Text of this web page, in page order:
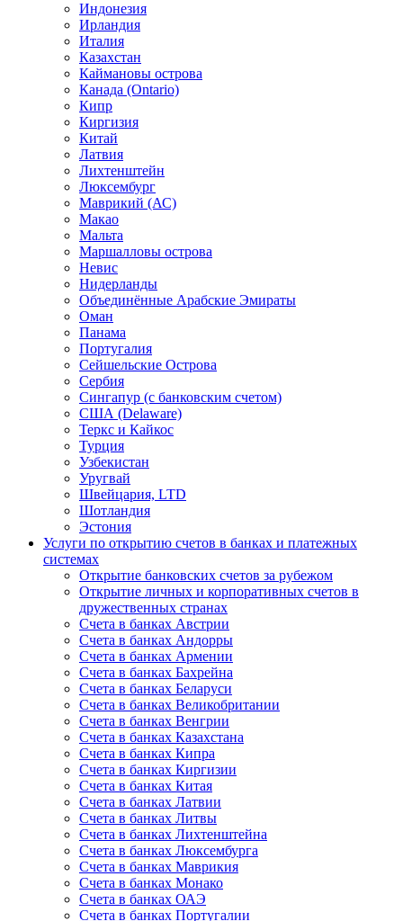
Индонезия
Ирландия
Италия
Казахстан
Каймановы острова
Канада (Ontario)
Кипр
Киргизия
Китай
Латвия
Лихтенштейн
Люксембург
Маврикий (АС)
Макао
Мальта
Маршалловы острова
Нeвис
Нидерланды
Объединённые Арабские Эмираты
Оман
Панама
Португалия
Сейшельские Острова
Сербия
Сингапур (c банковским счетом)
США (Delaware)
Теркс и Кайкос
Турция
Узбекистан
Уругвай
Швейцария, LTD
Шотландия
Эстония
Услуги по открытию счетов в банках и платежных
системах
Открытие банковских счетов за рубежом
Открытие личных и корпоративных счетов в
дружественных странах
Счета в банках Австрии
Счета в банках Андорры
Счета в банках Армении
Счета в банках Бахрейна
Счета в банках Беларуси
Счета в банках Великобритании
Счета в банках Венгрии
Счета в банках Казахстана
Счета в банках Кипра
Счета в банках Киргизии
Счета в банках Китая
Счета в банках Латвии
Счета в банках Литвы
Счета в банках Лихтенштейна
Счета в банках Люксембурга
Счета в банках Маврикия
Счета в банках Монако
Счета в банках ОАЭ
Счета в банках Португалии